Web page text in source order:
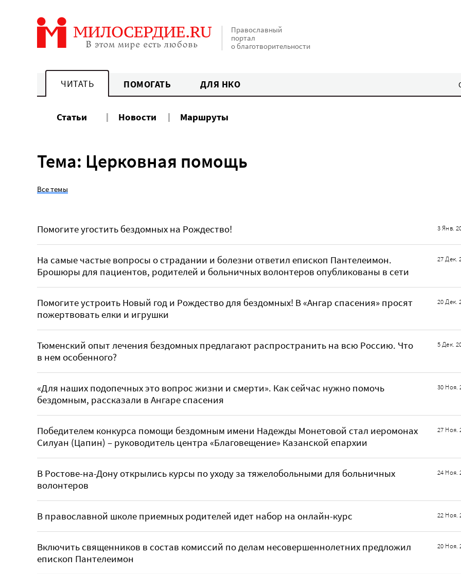
Православный
портал
о благотворительности
ЧИТАТЬ ПОМОГАТЬ ДЛЯ НКО
Статьи Новости Маршруты
Тема: Церковная помощь
Все темы
Помогите угостить бездомных на Рождество! 3 Янв.
На самые частые вопросы о страдании и болезни ответил епископ Пантелеимон.
Брошюры для пациентов, родителей и больничных волонтеров опубликованы в сети
27 Дек.
Помогите устроить Новый год и Рождество для бездомных! В «Ангар спасения» просят
пожертвовать елки и игрушки
20 Дек.
Тюменский опыт лечения бездомных предлагают распространить на всю Россию. Что
в нем особенного?
5 Дек.
«Для наших подопечных это вопрос жизни и смерти». Как сейчас нужно помочь
бездомным, рассказали в Ангаре спасения
30 Ноя.
Победителем конкурса помощи бездомным имени Надежды Монетовой стал иеромонах
Силуан (Цапин) – руководитель центра «Благовещение» Казанской епархии
27 Ноя.
В Ростове-на-Дону открылись курсы по уходу за тяжелобольными для больничных
волонтеров
24 Ноя.
В православной школе приемных родителей идет набор на онлайн-курс 22 Ноя.
Включить священников в состав комиссий по делам несовершеннолетних предложил
епископ Пантелеимон
20 Ноя.